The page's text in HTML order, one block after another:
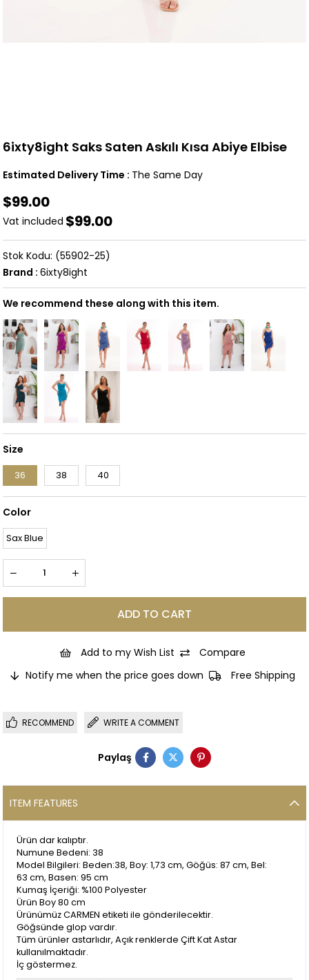
6ixty8ight Saks Saten Askılı Kısa Abiye Elbise
Estimated Delivery Time : The Same Day
$99.00
Vat included $99.00
(55902-25)
Brand : 6ixty8ight
We recommend these along with this item.
Size
36 38 40
Color
Sax Blue
Add to my Wish List
Compare
Notify me when the price goes down
Free Shipping
RECOMMEND WRITE A COMMENT
Paylaş
ITEM FEATURES
Ürün dar kalıptır.
Numune Bedeni: 38
Model Bilgileri: Beden:38, Boy: 1,73 cm, Göğüs: 87 cm, Bel:
63 cm, Basen: 95 cm
Kumaş İçeriği: %100 Polyester
Ürün Boy 80 cm
Ürünümüz CARMEN etiketi ile gönderilecektir.
Göğsünde glop vardır.
Tüm ürünler astarlıdır, Açık renklerde Çift Kat Astar
kullanılmaktadır.
İç göstermez.